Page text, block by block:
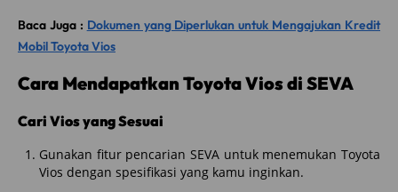
Baca Juga : Dokumen yang Diperlukan untuk Mengajukan Kredit
Mobil Toyota Vios
Cara Mendapatkan Toyota Vios di SEVA
Cari Vios yang Sesuai
Gunakan fitur pencarian SEVA untuk menemukan Toyota
Vios dengan spesifikasi yang kamu inginkan.